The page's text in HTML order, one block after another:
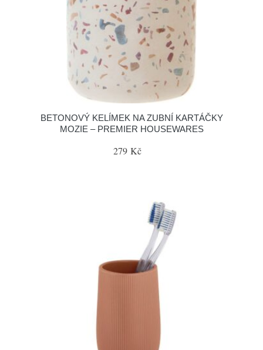
BETONOVÝ KELÍMEK NA ZUBNÍ KARTÁČKY
MOZIE – PREMIER HOUSEWARES
279 Kč